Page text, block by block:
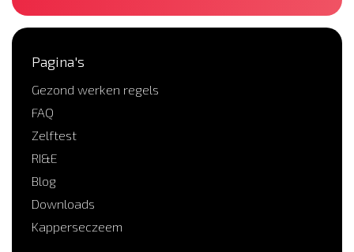
Pagina's
Gezond werken regels
FAQ
Zelftest
RI&E
Blog
Downloads
Kapperseczeem